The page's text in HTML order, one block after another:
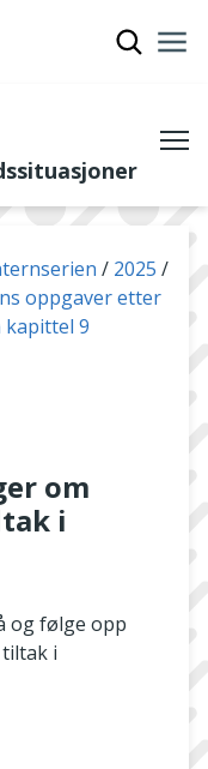
2025
oppgaver etter
kapittel 9
om
i
og følge opp
i